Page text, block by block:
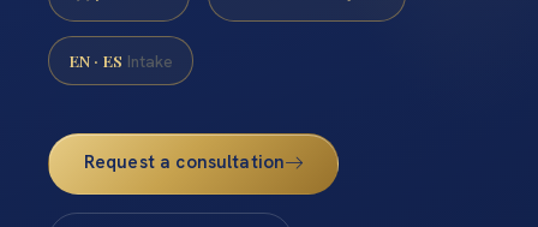
EN · ES Intake
Request a consultation